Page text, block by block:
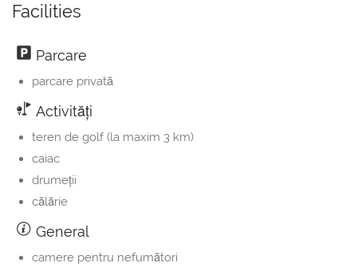
Facilities
Parcare
parcare privată
Activităţi
teren de golf (la maxim 3 km)
caiac
drumeţii
călărie
General
camere pentru nefumători